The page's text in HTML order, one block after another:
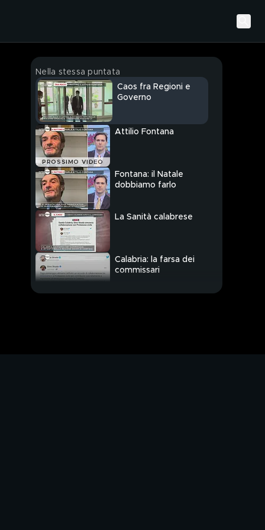
Nella stessa puntata
Caos fra Regioni e
Governo
PROSSIMO VIDEO
Attilio Fontana
Fontana: il Natale
dobbiamo farlo
La Sanità calabrese
Calabria: la farsa dei
commissari